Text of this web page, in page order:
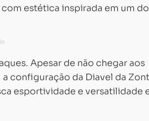
estética inspirada em um
Apesar de não chegar aos
configuração da Diavel da
esportividade e versatilidade